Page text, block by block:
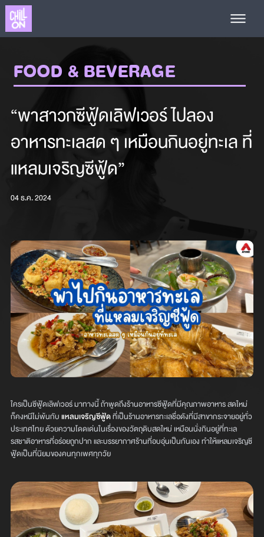
FOOD & BEVERAGE
“พาสาวกซีฟู้ดเลิฟเวอร์ ไปลอง
อาหารทะเลสด ๆ เหมือนกินอยู่ทะเล ที่
แหลมเจริญซีฟู้ด”
04 ธ.ค. 2024
ใครเป็นซีฟู้ดเลิฟเวอร์ มาทางนี้ ถ้าพูดถึงร้านอาหารซีฟู้ดที่มีคุณภาพอาหาร สดใหม่
ก็คงหนีไม่พ้นกับแหลมเจริญซีฟู้ดที่เป็นร้านอาหารทะเลชื่อดังที่มีสาขากระจายอยู่ทั่ว
ประเทศไทย ด้วยความโดดเด่นในเรื่องของวัตถุดิบสดใหม่ เหมือนนั่งกินอยู่ที่ทะเล
รสชาติอาหารที่อร่อยถูกปาก และบรรยากาศร้านที่อบอุ่นเป็นกันเอง ทำให้แหลมเจริญซี
ฟู้ดเป็นที่นิยมของคนทุกเพศทุกวัย